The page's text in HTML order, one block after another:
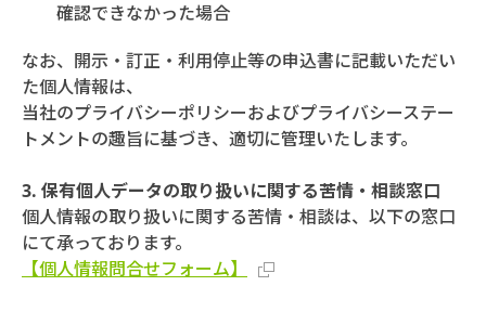
確認できなかった場合
なお、開示・訂正・利用停止等の申込書に記載いただい
た個人情報は、
当社のプライバシーポリシーおよびプライバシーステー
トメントの趣旨に基づき、適切に管理いたします。
3. 保有個人データの取り扱いに関する苦情・相談窓口
個人情報の取り扱いに関する苦情・相談は、以下の窓口
にて承っております。
【個人情報問合せフォーム】